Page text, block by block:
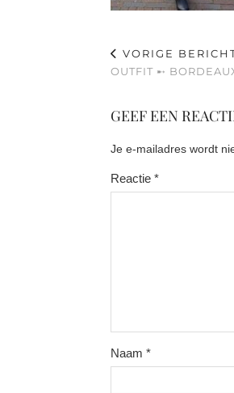
VORIGE
OUTFIT ➸
GEEF EEN
Je e-mailadres wordt
Reactie *
Naam *